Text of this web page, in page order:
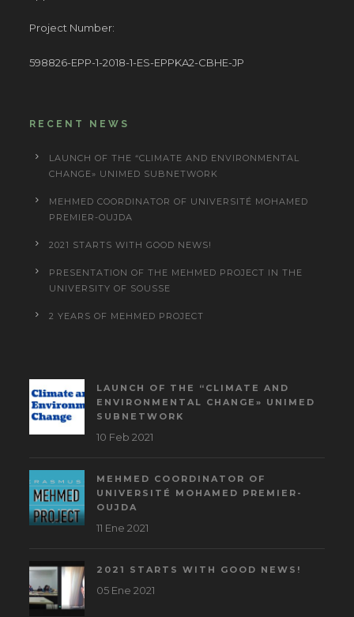
Project Number:
598826-EPP-1-2018-1-ES-EPPKA2-CBHE-JP
RECENT NEWS
LAUNCH OF THE “CLIMATE AND ENVIRONMENTAL
CHANGE» UNIMED SUBNETWORK
MEHMED COORDINATOR OF UNIVERSITÉ MOHAMED
PREMIER-OUJDA
2021 STARTS WITH GOOD NEWS!
PRESENTATION OF THE MEHMED PROJECT IN THE
UNIVERSITY OF SOUSSE
2 YEARS OF MEHMED PROJECT
LAUNCH OF THE “CLIMATE AND
ENVIRONMENTAL CHANGE» UNIMED
SUBNETWORK
10 Feb 2021
MEHMED COORDINATOR OF
UNIVERSITÉ MOHAMED PREMIER-
OUJDA
11 Ene 2021
2021 STARTS WITH GOOD NEWS!
05 Ene 2021